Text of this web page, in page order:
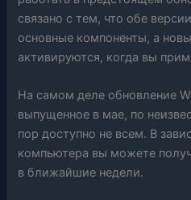
связано с тем, что обе
основные компоненты, а
активируются, когда вы
На самом деле обновление
выпущенное в мае, по
пор доступно не всем. В
компьютера вы можете
в ближайшие недели.